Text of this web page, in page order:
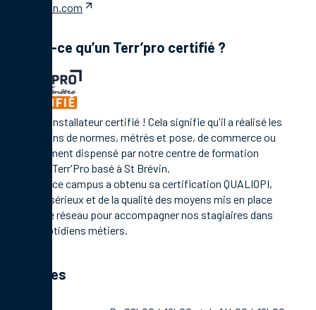
linkedin.com
Qu’est-ce qu’un Terr’pro certifié ?
C'est un installateur certifié ! Cela signifie qu'il a réalisé les
formations de normes, métrés et pose, de commerce ou
management dispensé par notre centre de formation
Campus Terr'Pro basé à St Brévin.
En 2021, ce campus a obtenu sa certification QUALIOPI,
gage de sérieux et de la qualité des moyens mis en place
par notre réseau pour accompagner nos stagiaires dans
leurs quotidiens métiers.
Horaires